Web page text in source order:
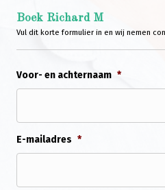
Boek Richard M
Vul dit korte formulier in en wij nemen
Voor- en achternaam *
E-mailadres *